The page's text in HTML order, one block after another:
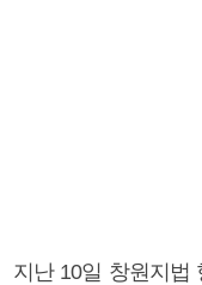
지난 10일 창원지법